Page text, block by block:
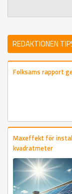
REDAKTIONEN
Folksams rapport
Maxeffekt för
kvadratmeter